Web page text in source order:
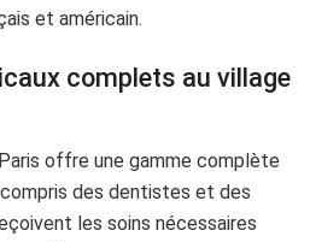
et américain.
complets au village
offre une gamme complète
des dentistes et des
les soins nécessaires